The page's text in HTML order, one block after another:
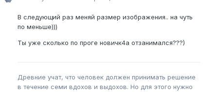
В следующий раз меняй размер изображения.. на чуть
по меньше)))
Ты уже сколько по проге новичк4а отзанимался???)
Древние учат, что человек должен принимать решение
в течение семи вдохов и выдохов. Но для этого нужно